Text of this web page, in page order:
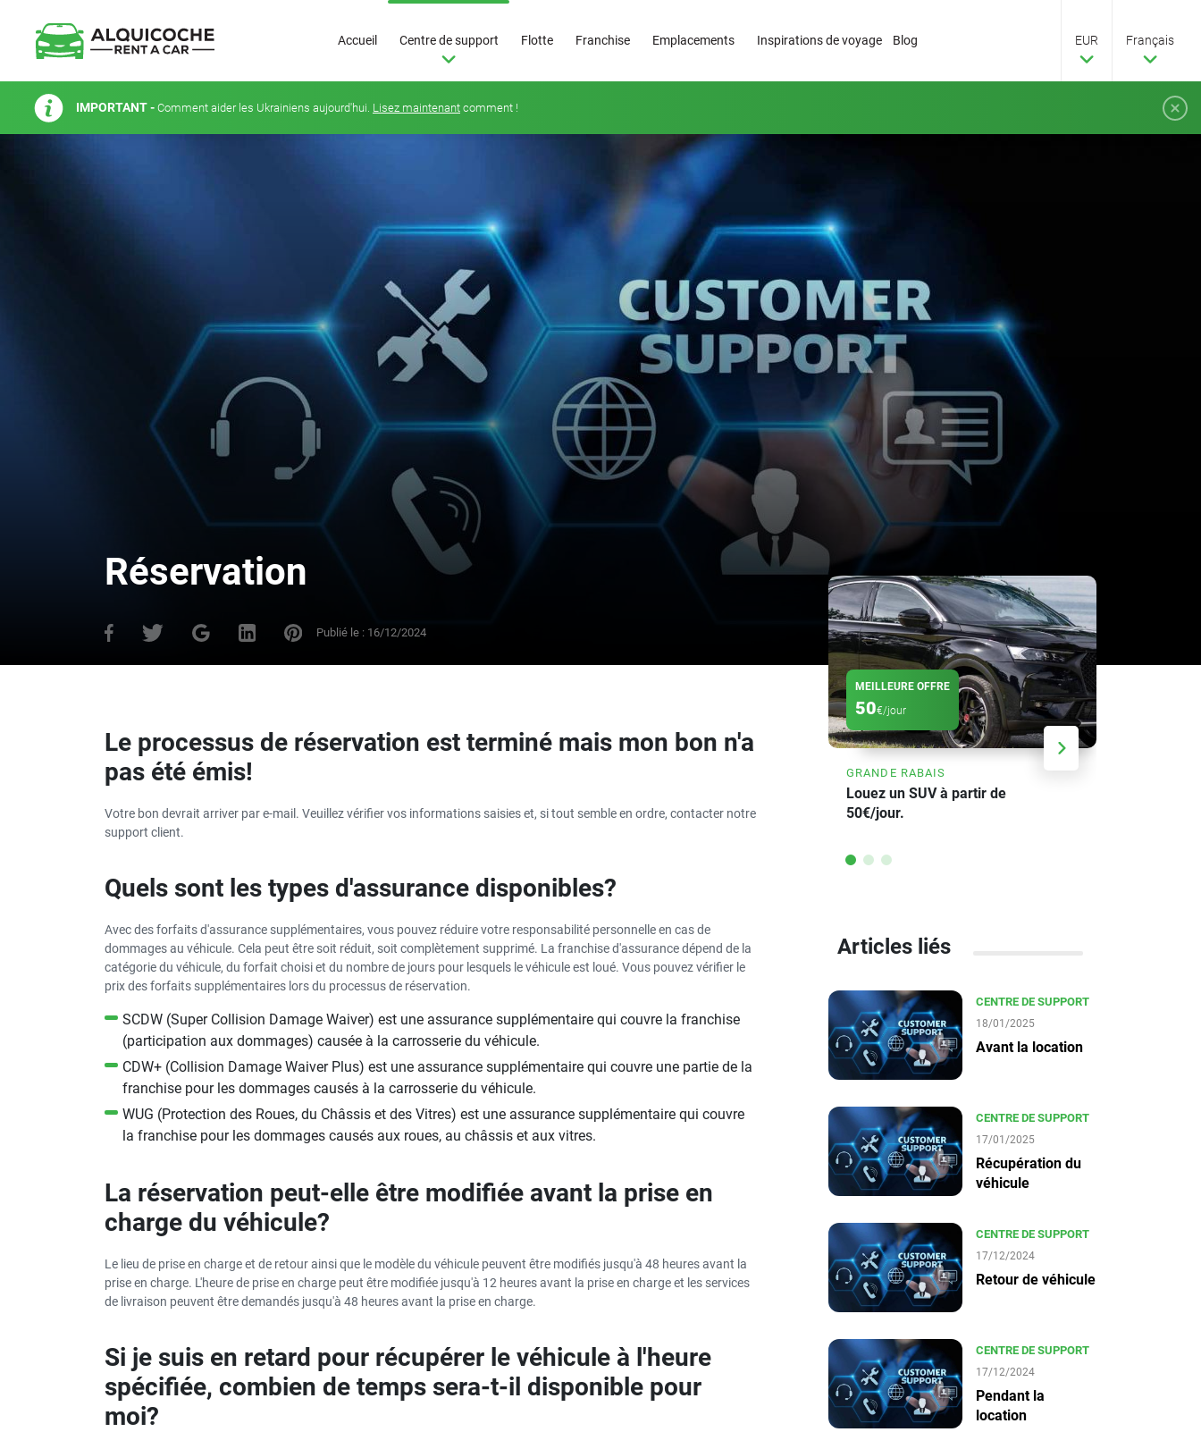
Accueil Centre de support Flotte Franchise Emplacements Inspirations de voyage Blog EUR Français
IMPORTANT - Comment aider les Ukrainiens aujourd'hui. Lisez maintenant comment !
Réservation
Publié le : 16/12/2024
Le processus de réservation est terminé mais mon bon n'a
pas été émis!
Votre bon devrait arriver par e-mail. Veuillez vérifier vos informations saisies et, si tout semble en ordre, contacter notre
support client.
Quels sont les types d'assurance disponibles?
Avec des forfaits d'assurance supplémentaires, vous pouvez réduire votre responsabilité personnelle en cas de
dommages au véhicule. Cela peut être soit réduit, soit complètement supprimé. La franchise d'assurance dépend de la
catégorie du véhicule, du forfait choisi et du nombre de jours pour lesquels le véhicule est loué. Vous pouvez vérifier le
prix des forfaits supplémentaires lors du processus de réservation.
SCDW (Super Collision Damage Waiver) est une assurance supplémentaire qui couvre la franchise
(participation aux dommages) causée à la carrosserie du véhicule.
CDW+ (Collision Damage Waiver Plus) est une assurance supplémentaire qui couvre une partie de la
franchise pour les dommages causés à la carrosserie du véhicule.
WUG (Protection des Roues, du Châssis et des Vitres) est une assurance supplémentaire qui couvre
la franchise pour les dommages causés aux roues, au châssis et aux vitres.
La réservation peut-elle être modifiée avant la prise en
charge du véhicule?
Le lieu de prise en charge et de retour ainsi que le modèle du véhicule peuvent être modifiés jusqu'à 48 heures avant la
prise en charge. L'heure de prise en charge peut être modifiée jusqu'à 12 heures avant la prise en charge et les services
de livraison peuvent être demandés jusqu'à 48 heures avant la prise en charge.
Si je suis en retard pour récupérer le véhicule à l'heure
spécifiée, combien de temps sera-t-il disponible pour
moi?
location de voiture en été
MEILLEURE OFFRE
50€/jour
GRANDE RABAIS
Louez un SUV à partir de
50€/jour.
Articles liés
CENTRE DE SUPPORT
18/01/2025
Avant la location
CENTRE DE SUPPORT
17/01/2025
Récupération du
véhicule
CENTRE DE SUPPORT
17/12/2024
Retour de véhicule
CENTRE DE SUPPORT
17/12/2024
Pendant la
location